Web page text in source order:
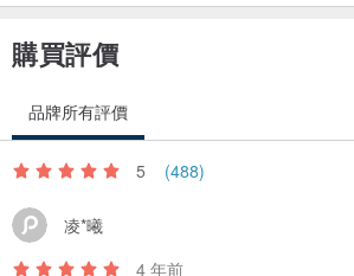
購買評價
品牌所有評價
5 (488)
凌*曦
4 年前